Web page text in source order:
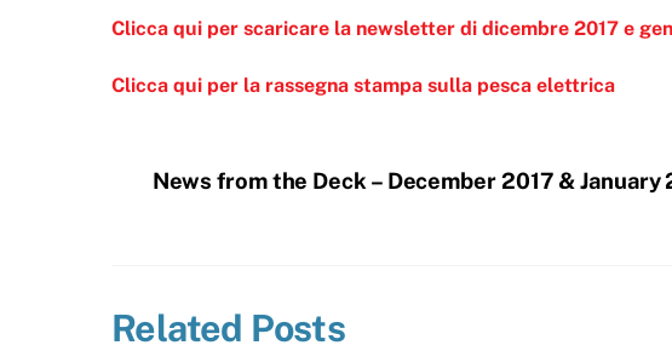
Clicca qui per scaricare la newsletter di dicembre 2017 e
Clicca qui per la rassegna stampa sulla pesca elettrica
News from the Deck – December 2017 & January
Related Posts